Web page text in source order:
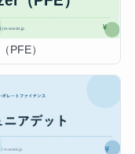
PFE）